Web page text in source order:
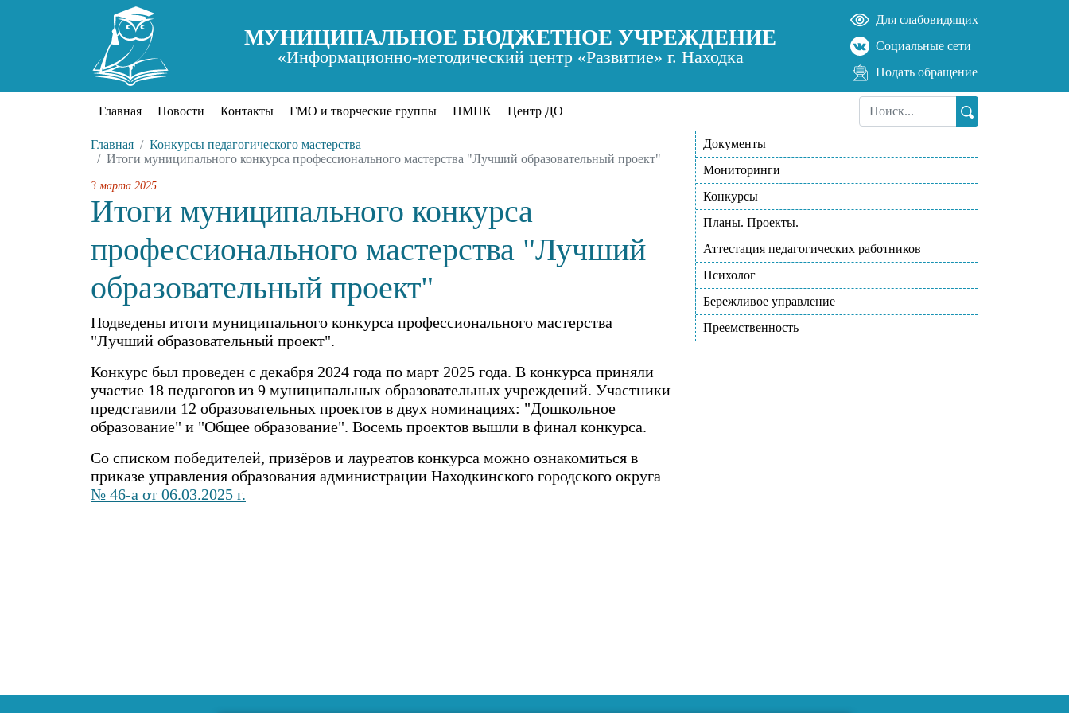
МУНИЦИПАЛЬНОЕ БЮДЖЕТНОЕ УЧРЕЖДЕНИЕ
«Информационно-методический центр «Развитие» г. Находка
Для слабовидящих
Социальные сети
Подать обращение
Главная Новости Контакты ГМО и творческие группы ПМПК Центр ДО
Главная
Конкурсы педагогического мастерства
Итоги муниципального конкурса профессионального мастерства "Лучший образовательный проект"
3 марта 2025
Итоги муниципального конкурса
профессионального мастерства "Лучший
образовательный проект"
Подведены итоги муниципального конкурса профессионального мастерства
"Лучший образовательный проект".
Конкурс был проведен с декабря 2024 года по март 2025 года. В конкурса приняли
участие 18 педагогов из 9 муниципальных образовательных учреждений. Участники
представили 12 образовательных проектов в двух номинациях: "Дошкольное
образование" и "Общее образование". Восемь проектов вышли в финал конкурса.
Со списком победителей, призёров и лауреатов конкурса можно ознакомиться в
приказе управления образования администрации Находкинского городского округа
№ 46-а от 06.03.2025 г.
Документы
Мониторинги
Конкурсы
Планы. Проекты.
Аттестация педагогических работников
Психолог
Бережливое управление
Преемственность